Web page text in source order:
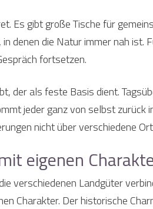
Es gibt große Tische für
denen die Natur immer nah
fortsetzen.
der als feste Basis dient.
jeder ganz von selbst
nicht über verschiedene
eigenen
verschiedenen Landgüter
Charakter. Der historische